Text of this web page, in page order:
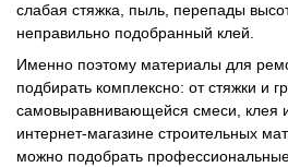
слабая стяжка, пыль, перепады
неправильно подобранный клей.
Именно поэтому материалы для
подбирать комплексно: от стяжки и
самовыравнивающейся смеси, клея
интернет-магазине строительных
можно подобрать